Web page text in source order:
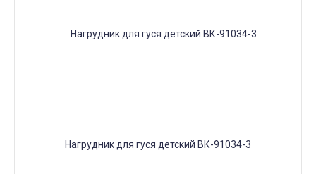
Нагрудник для гуся детский ВК-91034-3